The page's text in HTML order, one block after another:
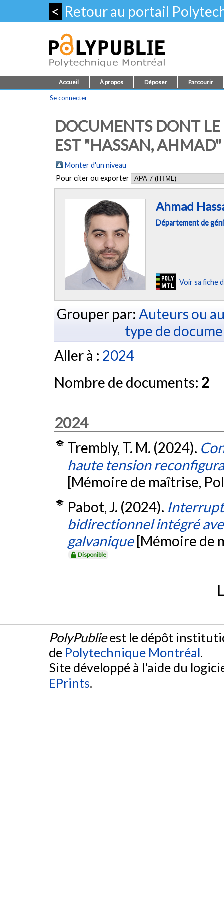
< Retour au portail
Accueil À propos Déposer Parcourir
Se connecter
DOCUMENTS DONT
EST "HASSAN, AHMAD"
Monter d'un niveau
Pour citer ou exporter
Ahmad
Département de
Voir sa fiche
Grouper par: Auteurs ou
type de
Aller à : 2024
Nombre de documents: 2
2024
Trembly, T. M. (2024).
haute tension
[Mémoire de maîtrise,
Pabot, J. (2024).
bidirectionnel intégré
galvanique [Mémoire de
Disponible
PolyPublieest le dépôt
de Polytechnique Montréal.
Site développé à l'aide du
EPrints.